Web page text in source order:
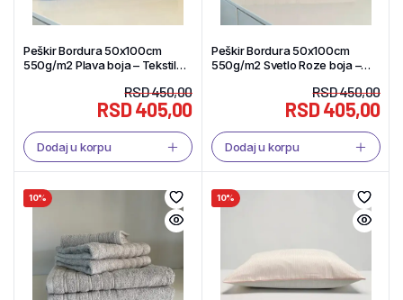
Peškir Bordura 50x100cm
550g/m2 Plava boja – Tekstil
RSD450,00
RSD405,00
Dodaj u korpu
Peškir Bordura 50x100cm
550g/m2 Svetlo Roze boja –
RSD450,00
RSD405,00
Dodaj u korpu
10% 10%